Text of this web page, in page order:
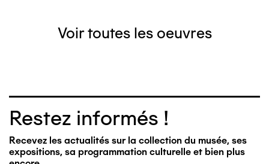
Voir toutes les oeuvres
Restez informés !
Recevez les actualités sur la collection du musée, ses
expositions, sa programmation culturelle et bien plus